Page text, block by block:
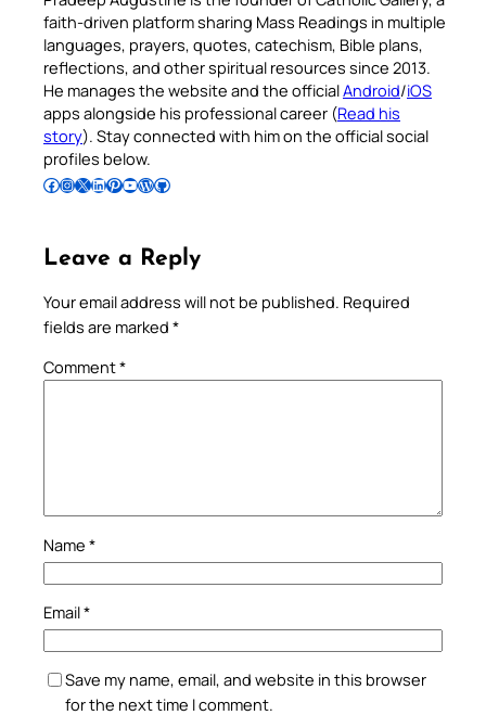
faith-driven platform sharing Mass Readings in multiple
languages, prayers, quotes, catechism, Bible plans,
reflections, and other spiritual resources since 2013.
He manages the website and the officialAndroid/iOS
apps alongside his professional career (Read his
story). Stay connected with him on the official social
profiles below.
Follow Pradeep on Facebook Follow Pradeep on InstagramFollow Pradeep on X Follow Pradeep on LinkedIn Follow Pradeep on Pinterest Subscribe to Pradeep’s Youtube Channel Follow Pradeep on WordPress Follow Pradeep on GitHub
Leave a Reply
Your email address will not be published. Required
fields are marked *
Comment*
Name *
Email*
Save my name, email, and website in this browser
for the next time I comment.